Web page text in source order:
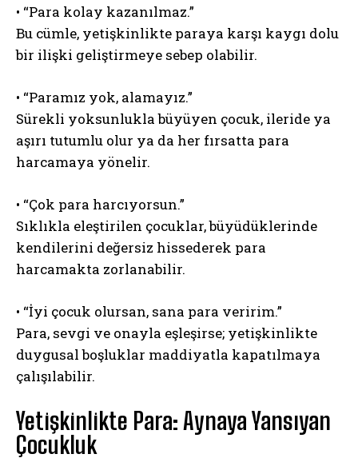
• “Para kolay kazanılmaz.”
Bu cümle, yetişkinlikte paraya karşı kaygı dolu
bir ilişki geliştirmeye sebep olabilir.
• “Paramız yok, alamayız.”
Sürekli yoksunlukla büyüyen çocuk, ileride ya
aşırı tutumlu olur ya da her fırsatta para
harcamaya yönelir.
• “Çok para harcıyorsun.”
Sıklıkla eleştirilen çocuklar, büyüdüklerinde
kendilerini değersiz hissederek para
harcamakta zorlanabilir.
• “İyi çocuk olursan, sana para veririm.”
Para, sevgi ve onayla eşleşirse; yetişkinlikte
duygusal boşluklar maddiyatla kapatılmaya
çalışılabilir.
Yetişkinlikte Para: Aynaya Yansıyan
Çocukluk